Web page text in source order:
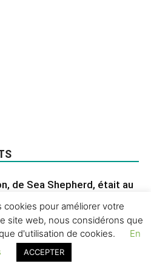
de Sea Shepherd, était au
28 février 2025
histoire du poisson-
cookies pour améliorer votre
site web, nous considérons que
d'utilisation de cookies.
En
ACCEPTER